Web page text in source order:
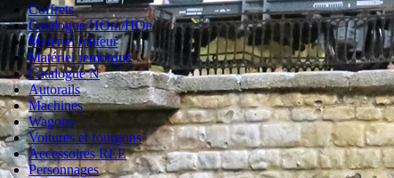
Coffrets
Catalogue HOm/HOe
Matériel moteur
Matériel remorqué
Catalogue N
Autorails
Machines
Wagons
Voitures et fourgons
Accessoires REE
Personnages